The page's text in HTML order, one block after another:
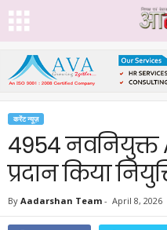
करेंट न्यूज़
4954 नवनियुक्त
प्रदान किया
By Aadarshan Team - April 8, 2026